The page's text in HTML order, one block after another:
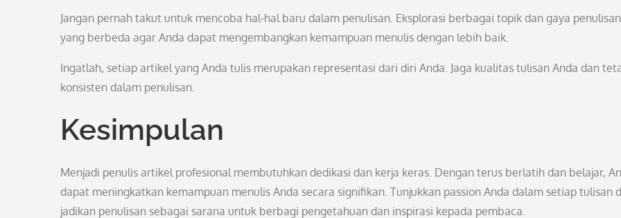
Jangan pernah takut untuk mencoba hal-hal baru dalam penulisan. Eksplorasi berbagai topik dan gaya penulisan
yang berbeda agar Anda dapat mengembangkan kemampuan menulis dengan lebih baik.
Ingatlah, setiap artikel yang Anda tulis merupakan representasi dari diri Anda. Jaga kualitas tulisan Anda dan
konsisten dalam penulisan.
Kesimpulan
Menjadi penulis artikel profesional membutuhkan dedikasi dan kerja keras. Dengan terus berlatih dan belajar,
dapat meningkatkan kemampuan menulis Anda secara signifikan. Tunjukkan passion Anda dalam setiap tulisan
jadikan penulisan sebagai sarana untuk berbagi pengetahuan dan inspirasi kepada pembaca.